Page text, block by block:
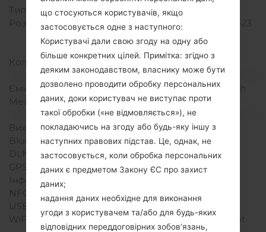
Тип екрану
IPS LCD
Розширення екрану
1080 x 1920 пікселів (~423
щільність пікселів на
дюйм)
Кольори екрану
16M кольорів
Акамулятор і клавіатура
Ємність акумулятора
Зємний Li-Ion 2300 mAh
Механічна клавіатура
-
Інтерфейси
Вихід для аудіо
3.5mm jack
Bluetooth
Версія 4.1, A2DP
DLNA
Ні
GPS
Так, A-GPS, GLONASS
Інфрачервоний порт
NFC
USB
microUSB 2.0
WiFi
Wi-Fi802.11b/g/n, hotspot
що стосуються користувачів, якщо
застосовується одне з наступного:
Користувачі дали свою згоду на одну або
більше конкретних цілей. Примітка: згідно з
деяким законодавством, власнику може бути
дозволено проводити обробку персональних
даних, доки користувач не виступає проти
такої обробки («не відмовляється»), не
покладаючись на згоду або будь-яку іншу з
наступних правових підстав. Це, однак, не
застосовується, коли обробка персональних
даних є предметом Закону ЄС про захист
даних;
надання даних необхідне для виконання
угоди з користувачем та/або для будь-яких
відповідних переддоговірних зобов’язань,